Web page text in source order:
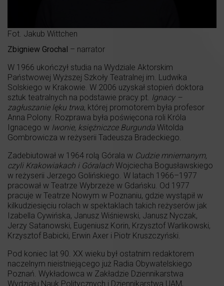
Fot. Jakub Wittchen
Zbigniew Grochal – narrator
W 1966 ukończył studia na Wydziale Aktorskim
Państwowej Wyższej Szkoły Teatralnej im. Ludwika
Solskiego w Krakowie. W 2006 uzyskał stopień doktora
sztuk teatralnych na podstawie pracy pt. Ignacy –
zagłuszanie lęku trwa, której promotorem była profesor
Anna Polony. Rozprawa była poświęcona roli Króla
Ignacego w Iwonie, księżniczce Burgunda Witolda
Gombrowicza w reżyserii Tadeusza Bradeckiego.
Zadebiutował w 1964 rolą Górala w Cudzie mniemanym,
czyli Krakowiakach i Góralach Wojciecha Bogusławskiego
w reżyserii Jerzego Golińskiego. W latach 1966–1977
pracował w Teatrze Wybrzeże w Gdańsku. Od 1977
pracuje w Teatrze Nowym w Poznaniu, gdzie wystąpił w
kilkudziesięciu rolach w spektaklach takich reżyserów jak
Izabella Cywińska, Janusz Wiśniewski, Janusz Nyczak,
Jerzy Satanowski, Eugeniusz Korin, Krzysztof Warlikowski,
Krzysztof Babicki, Erwin Axer i Piotr Kruszczyński.
Pod koniec lat 90. XX wieku był ostatnim redaktorem
naczelnym nieistniejącego już Radia Obywatelskiego
Poznań. Wykładowca w Zakładzie Dziennikarstwa
Wydziału Nauk Politycznych i Dziennikarstwa UAM,